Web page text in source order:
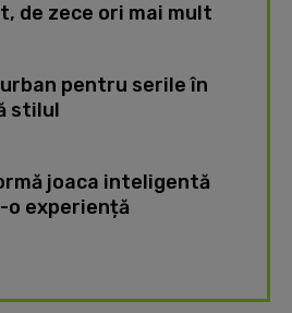
de zece ori mai mult
pentru serile în
stilul
joaca inteligentă
experiență